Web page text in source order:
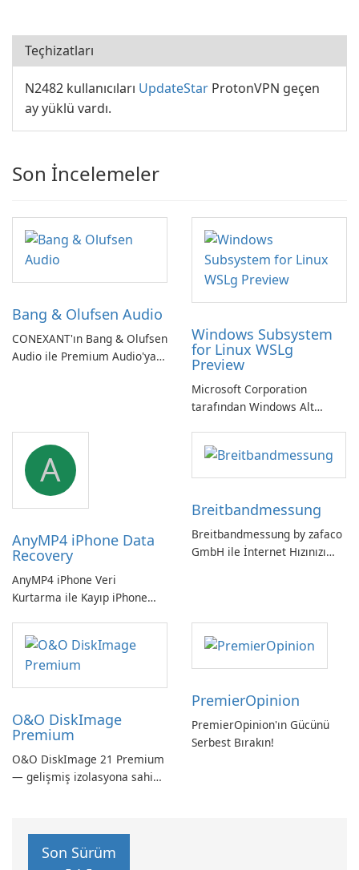
Teçhizatları
N2482 kullanıcıları UpdateStar ProtonVPN geçen
ay yüklü vardı.
Son İncelemeler
Bang & Olufsen Audio
CONEXANT'ın Bang & Olufsen
Audio ile Premium Audio'ya
Windows Subsystem
for Linux WSLg
Preview
Microsoft Corporation
tarafından Windows Alt
Linux ve Windows
ortamlarının sorunsuz
entegrasyonu için
A
AnyMP4 iPhone Data
Recovery
AnyMP4 iPhone Veri
Kurtarma ile Kayıp iPhone
Breitbandmessung
Breitbandmessung by zafaco
GmbH ile İnternet Hızınızı
O&O DiskImage
Premium
O&O DiskImage 21 Premium
— gelişmiş izolasyona sahip
PremierOpinion
PremierOpinion'ın Gücünü
Serbest Bırakın!
Son Sürüm